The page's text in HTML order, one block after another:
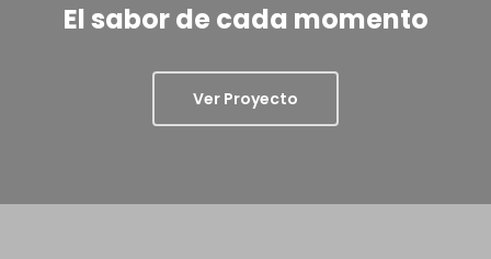
El sabor de cada momento
Ver Proyecto